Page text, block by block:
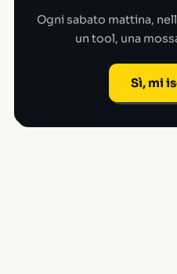
Ogni sabato mattina,
un tool, una
Sì, mi